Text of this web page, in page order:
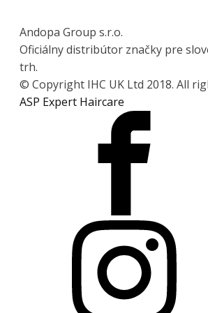
Andopa Group s.r.o.
Oficiálny distribútor značky pre
trh.
© Copyright IHC UK Ltd 2018. All
ASP Expert Haircare